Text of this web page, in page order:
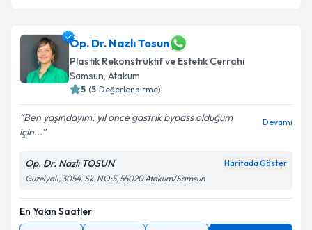
Op. Dr. Nazlı Tosun
Plastik Rekonstrüktif ve Estetik Cerrahi
Samsun, Atakum
5 (5 Değerlendirme)
Ben yaşındayım. yıl önce gastrik bypass olduğum
için...
Devamı
Op. Dr. Nazlı TOSUN Haritada Göster
Güzelyalı, 3054. Sk. NO:5, 55020 Atakum/Samsun
En Yakın Saatler